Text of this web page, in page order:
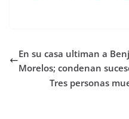
En su casa ultiman a
Morelos; condenan
Tres personas